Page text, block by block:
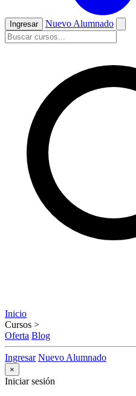
Ingresar Nuevo Alumnado
Inicio
Cursos >
Oferta Blog
Ingresar Nuevo Alumnado
×
Iniciar sesión